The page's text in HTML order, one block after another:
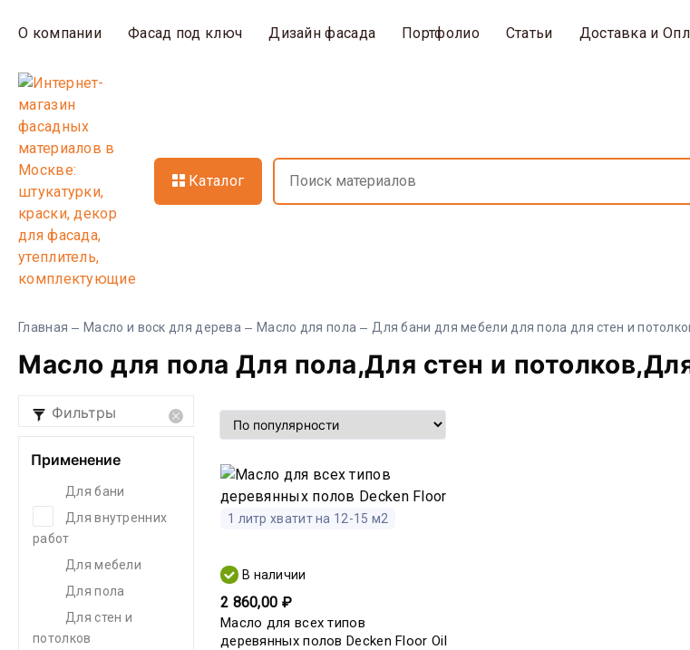
О компании Фасад под ключ Дизайн фасада Портфолио Статьи Доставка и
Каталог
Главная Масло и воск для дерева Масло для пола Для бани для мебели для пола для стен и
Масло для пола Для пола,Для стен и
Фильтры
Применение
Для бани
Для внутренних
работ
Для мебели
Для пола
Для стен и
потолков
1 литр хватит на 12-15 м2
В наличии
2 860,00 ₽
Масло для всех типов
деревянных полов Decken Floor Oil